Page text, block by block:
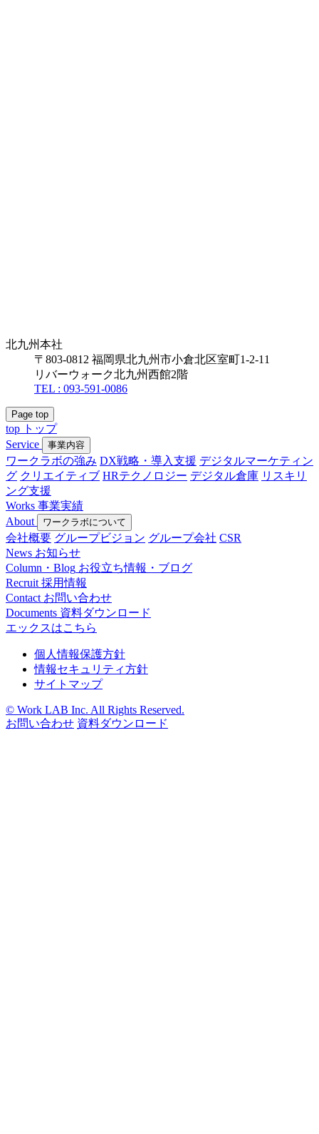
北九州本社
〒803-0812 福岡県北九州市小倉北区室町1-2-11
リバーウォーク北九州西館2階
TEL : 093-591-0086
Page top
top トップ
Service
事業内容
ワークラボの強み DX戦略・導入支援 デジタルマーケティン
グ クリエイティブ HRテクノロジー デジタル倉庫 リスキリ
ング支援
Works 事業実績
About
ワークラボについて
会社概要 グループビジョン グループ会社 CSR
News お知らせ
Column・Blog お役立ち情報・ブログ
Recruit 採用情報
Contact お問い合わせ
Documents 資料ダウンロード
エックスはこちら
個人情報保護方針
情報セキュリティ方針
サイトマップ
© Work LAB Inc. All Rights Reserved.
お問い合わせ 資料ダウンロード